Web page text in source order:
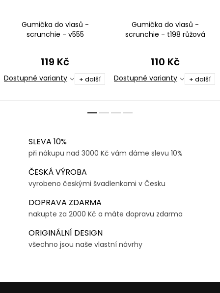
Gumička do vlasů -
scrunchie - v555
119 Kč
Dostupné varianty + další
Gumička do vlasů -
scrunchie - t198 růžová
110 Kč
Dostupné varianty + další
SLEVA 10%
při nákupu nad 3000 Kč vám dáme slevu 10%
ČESKÁ VÝROBA
vyrobeno českými švadlenkami v Česku
DOPRAVA ZDARMA
nakupte za 2000 Kč a máte dopravu zdarma
ORIGINÁLNÍ DESIGN
všechno jsou naše vlastní návrhy